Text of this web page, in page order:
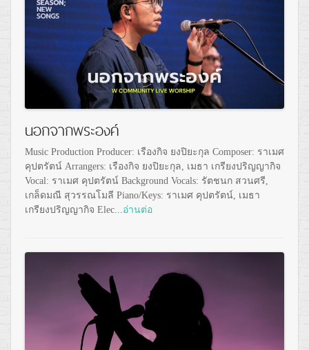
นอกจากพระองค์
Music Production Producer: เรืองกิจ ยงปิยะกุล Composer: ราเมศ
คุปตรัตน์ Arrangers: เรืองกิจ ยงปิยะกุล, เมธา เกรียงปริญญากิจ
Vocal: ราเมศ คุปตรัตน์ Background Vocals: รัตชนก สวนศรี,
เกล็ดมณี สุวรรณโมลี Piano/Keys: ราเมศ คุปตรัตน์, เมธา
เกรียงปริญญากิจ Elec...อ่านต่อ